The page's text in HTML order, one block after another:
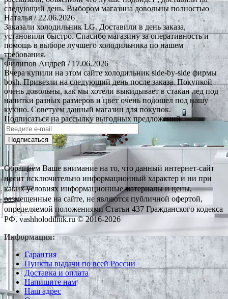
следующий день. Выбором магазина довольны полностью
Наталья/ 22.06.2026
Заказали холодильник LG. Доставили в день заказа,
установили быстро. Спасибо магазину за оперативность и
помощь в выборе лучшего холодильника по нашем
требования.
Филипов Андрей/ 17.06.2026
Вчера купили на этом сайте холодильник side-by-side фирмы
bosh. Привезли на следующий день после заказа. Покупкой
очень довольны, как мы хотели выкидывает в стакан лед под
напитки разных размеров и цвет очень подошел под нашу
кухню. Советуем данный магазин для покупок.
Подписаться на рассылку выгодных предложений
Подписаться
Обращаем Ваше внимание на то, что данный интернет-сайт
носит исключительно информационный характер и ни при
каких условиях информационные материалы и цены,
размещенные на сайте, не являются публичной офертой,
определяемой положениями Статьи 437 Гражданского кодекса
РФ. vashholodilnik.ru © 2016-2026
Информация:
Гарантия
Пункты выдачи по всей России
Доставка и оплата
Напишите нам
Наш адрес